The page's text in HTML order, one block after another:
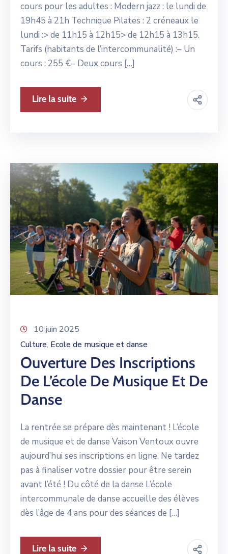
cours pour les adultes : Modern jazz : le lundi de
19h45 à 21h Technique Pilates : 2 créneaux le
lundi :> de 11h15 à 12h15> de 12h15 à 13h15.
Tarifs (habitants de l’intercommunalité) :– Un
cours : 255 €– Deux cours […]
Lire la suite
10 juin 2025
Culture‚ Ecole de musique et danse
Ouverture Des Inscriptions
De L’école De Musique Et De
Danse
La rentrée se prépare dès maintenant ! L’école
de musique et de danse Vaison Ventoux ouvre
aujourd’hui ses inscriptions en ligne. Ne tardez
pas à finaliser votre dossier pour être serein
avant l’été ! Du côté de la danse L’école
intercommunale de danse accueille des élèves
dès l’âge de 4 ans pour des séances de […]
Lire la suite